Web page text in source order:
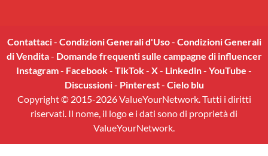
Contattaci- Condizioni Generali d'Uso- Condizioni Generali
di Vendita- Domande frequenti sulle campagne di influencer
Instagram- Facebook- TikTok- X- Linkedin- YouTube -
Discussioni- Pinterest- Cielo blu
Copyright © 2015-2026 ValueYourNetwork. Tutti i diritti
riservati. Il nome, il logo e i dati sono di proprietà di
ValueYourNetwork.